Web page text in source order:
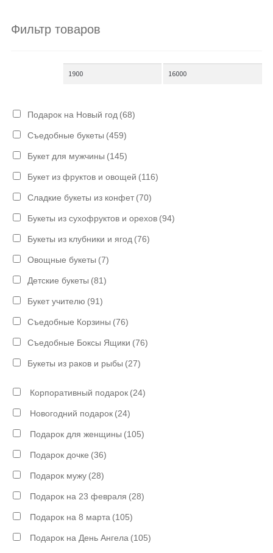
Фильтр товаров
Подарок на Новый год (68)
Съедобные букеты (459)
Букет для мужчины (145)
Букет из фруктов и овощей (116)
Сладкие букеты из конфет (70)
Букеты из сухофруктов и орехов (94)
Букеты из клубники и ягод (76)
Овощные букеты (7)
Детские букеты (81)
Букет учителю (91)
Съедобные Корзины (76)
Съедобные Боксы Ящики (76)
Букеты из раков и рыбы (27)
Корпоративный подарок (24)
Новогодний подарок (24)
Подарок для женщины (105)
Подарок дочке (36)
Подарок мужу (28)
Подарок на 23 февраля (28)
Подарок на 8 марта (105)
Подарок на День Ангела (105)